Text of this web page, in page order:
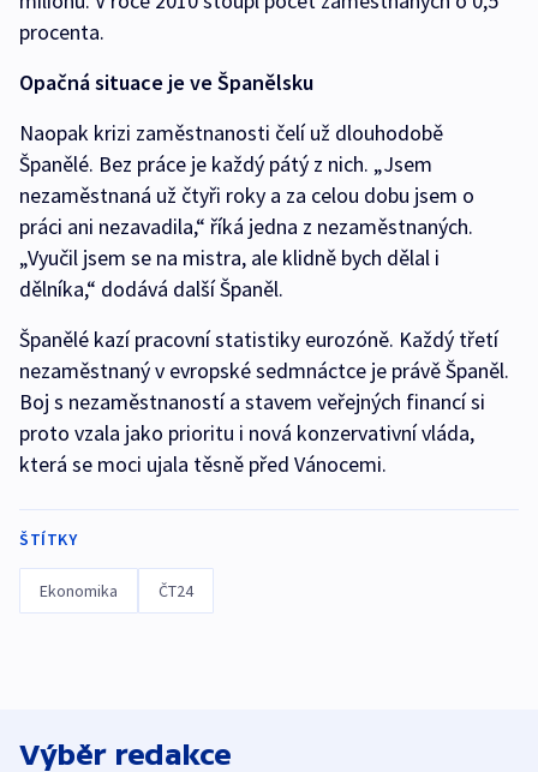
procenta.
Opačná situace je ve Španělsku
Naopak krizi zaměstnanosti čelí už dlouhodobě
Španělé. Bez práce je každý pátý z nich. „Jsem
nezaměstnaná už čtyři roky a za celou dobu jsem o
práci ani nezavadila,“ říká jedna z nezaměstnaných.
„Vyučil jsem se na mistra, ale klidně bych dělal i
dělníka,“ dodává další Španěl.
Španělé kazí pracovní statistiky eurozóně. Každý třetí
nezaměstnaný v evropské sedmnáctce je právě Španěl.
Boj s nezaměstnaností a stavem veřejných financí si
proto vzala jako prioritu i nová konzervativní vláda,
která se moci ujala těsně před Vánocemi.
ŠTÍTKY
Ekonomika ČT24
Výběr redakce